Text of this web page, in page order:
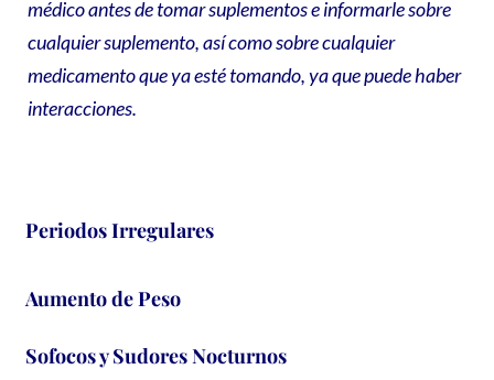
médico antes de tomar suplementos e informarle sobre
cualquier suplemento, así como sobre cualquier
medicamento que ya esté tomando, ya que puede haber
interacciones.
Periodos Irregulares
Aumento de Peso
Sofocos y Sudores Nocturnos